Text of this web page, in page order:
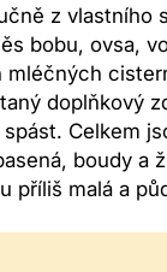
z
bobu, ovsa,
doplňkový
Celkem
boudy
příliš malá a